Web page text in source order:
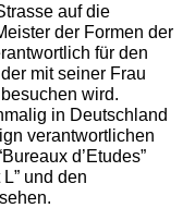
auf die
der Formen der
für den
mit seiner Frau
wird.
in Deutschland
verantwortlichen
d’Etudes”
und den